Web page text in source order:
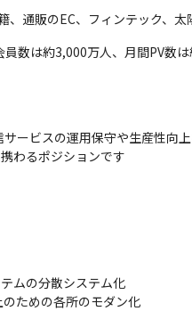
通販のEC、フィンテック、
数は約3,000万人、月間PV数
サービスの運用保守や生産性向
わるポジションです
ムの分散システム化
ための各所のモダン化